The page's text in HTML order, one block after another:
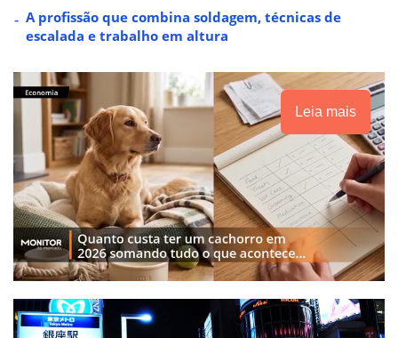
A profissão que combina soldagem, técnicas de
escalada e trabalho em altura
Leia mais